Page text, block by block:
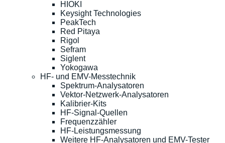
HIOKI
Keysight Technologies
PeakTech
Red Pitaya
Rigol
Sefram
Siglent
Yokogawa
HF- und EMV-Messtechnik
Spektrum-Analysatoren
Vektor-Netzwerk-Analysatoren
Kalibrier-Kits
HF-Signal-Quellen
Frequenzzähler
HF-Leistungsmessung
Weitere HF-Analysatoren und EMV-Tester